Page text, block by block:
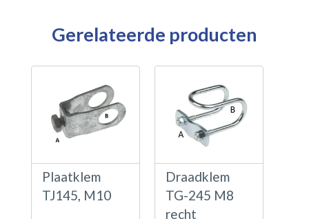
Gerelateerde producten
Plaatklem
TJ145, M10
Draadklem
TG-245 M8
recht